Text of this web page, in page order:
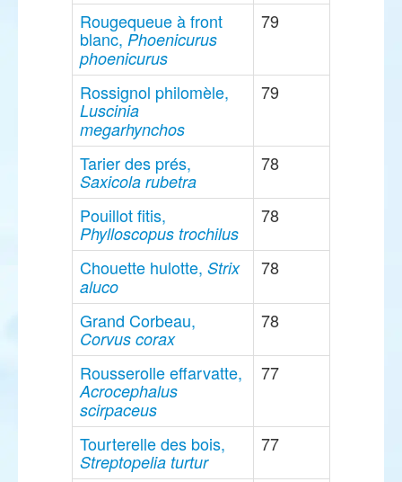
Rougequeue à front
blanc, Phoenicurus
phoenicurus
79
Rossignol philomèle,
Luscinia
megarhynchos
79
Tarier des prés,
Saxicola rubetra
78
Pouillot fitis,
Phylloscopus trochilus
78
Chouette hulotte, Strix
aluco
78
Grand Corbeau,
Corvus corax
78
Rousserolle effarvatte,
Acrocephalus
scirpaceus
77
Tourterelle des bois,
Streptopelia turtur
77